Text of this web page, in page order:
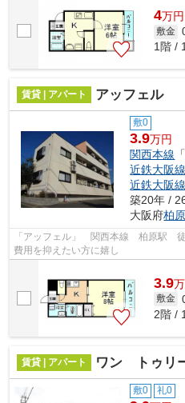
4万円
敷金
1階 /
賃貸 | アパート アッフェル
敷0
3.9万円
関西本線
近鉄大阪線
近鉄大阪線
築20年 /
大阪府柏
「アッフェル」 関西本線 柏原駅 徒
費用を抑えたい方に嬉し
3.9万
敷金
2階 /
賃貸 | アパート ワン トゥリ
敷0 礼0